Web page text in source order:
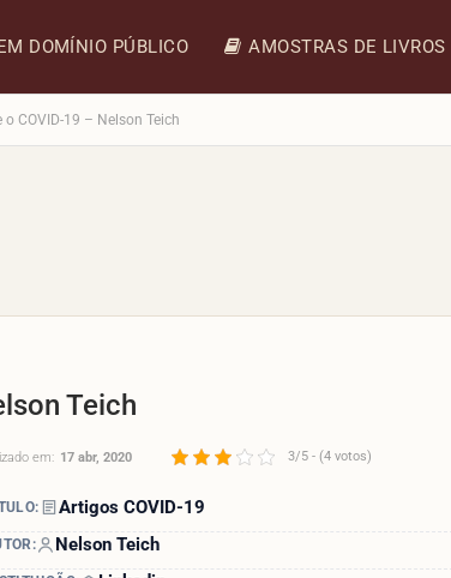
DOMÍNIO PÚBLICO AMOSTRAS DE LIVROS
COVID-19 – Nelson Teich
Teich
em: 17 abr, 2020 3/5 - (4 votos)
Artigos COVID-19
Nelson Teich